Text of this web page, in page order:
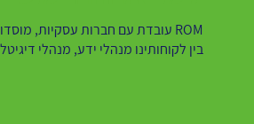
ROM עובדת עם חברות עסקיות, מוסדות פיננסיים, ארגוני בריאות, ארגונים חברתיים, יחידות שירות, משרדי ממשלה ורשויות ציבוריות.
בין לקוחותינו מנהלי ידע, מנהלי